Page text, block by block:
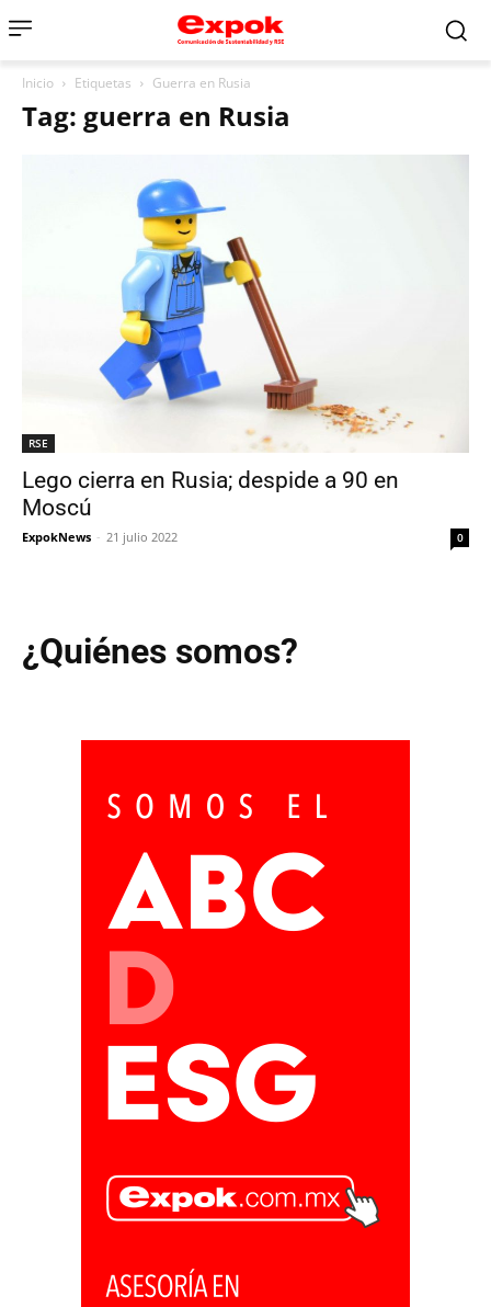
Inicio Etiquetas Guerra en Rusia
Tag: guerra en Rusia
RSE
Lego cierra en Rusia; despide a 90 en
Moscú
ExpokNews - 21 julio 2022 0
¿Quiénes somos?